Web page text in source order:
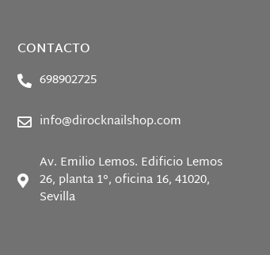
CONTACTO
698902725
info@dirocknailshop.com
Av. Emilio Lemos. Edificio Lemos
26, planta 1°, oficina 16, 41020,
Sevilla